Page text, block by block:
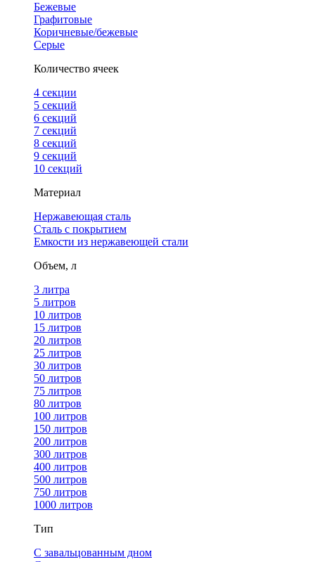
Бежевые
Графитовые
Коричневые/бежевые
Серые
Количество ячеек
4 cекции
5 секций
6 секций
7 секций
8 секций
9 секций
10 секций
Материал
Нержавеющая сталь
Сталь с покрытием
Емкости из нержавеющей стали
Объем, л
3 литра
5 литров
10 литров
15 литров
20 литров
25 литров
30 литров
50 литров
75 литров
80 литров
100 литров
150 литров
200 литров
300 литров
400 литров
500 литров
750 литров
1000 литров
Тип
С завальцованным дном